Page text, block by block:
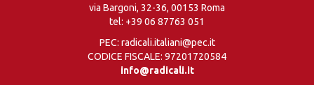
via Bargoni, 32-36, 00153 Roma
tel: +39 06 87763 051
PEC: radicali.italiani@pec.it
CODICE FISCALE: 97201720584
info@radicali.it